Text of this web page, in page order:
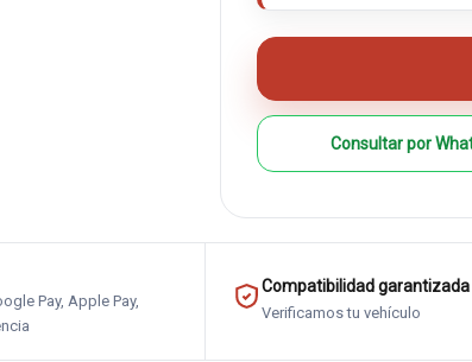
Consultar por
Pay, Apple Pay,
Compatibilidad garantizada
Verificamos tu vehículo